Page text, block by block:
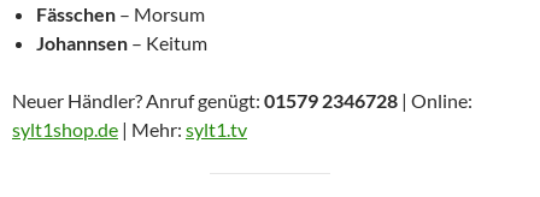
Fässchen – Morsum
Johannsen – Keitum
Neuer Händler? Anruf genügt: 01579 2346728 | Online:
sylt1shop.de | Mehr: sylt1.tv